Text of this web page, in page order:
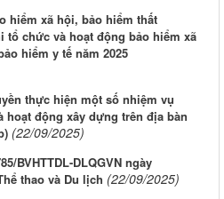
hiểm xã hội, bảo hiểm thất
tổ chức và hoạt động bảo hiểm xã
hiểm y tế năm 2025
thực hiện một số nhiệm vụ
động xây dựng trên địa bàn
(22/09/2025)
BVHTTDL-DLQGVN ngày
thao và Du lịch (22/09/2025)